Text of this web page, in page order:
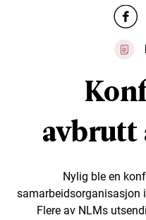
avbrutt
Nylig ble en
samarbeidsorganisasjon
Flere av NLMs